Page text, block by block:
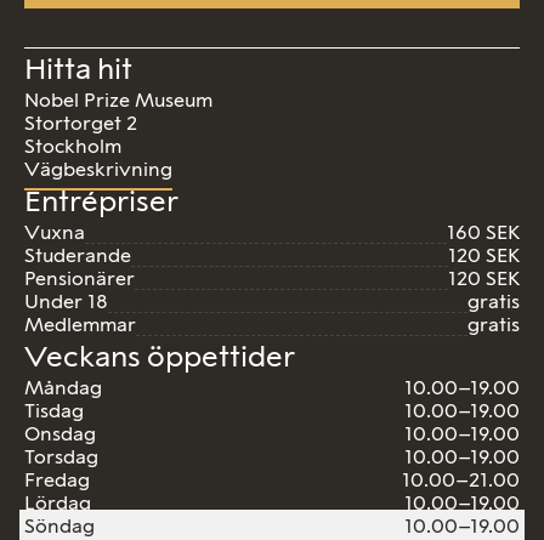
Hitta hit
Nobel Prize Museum
Stortorget 2
Stockholm
Vägbeskrivning
Entrépriser
Vuxna
160 SEK
Studerande
120 SEK
Pensionärer
120 SEK
Under 18
gratis
Medlemmar
gratis
Veckans öppettider
Måndag
10.00–19.00
Tisdag
10.00–19.00
Onsdag
10.00–19.00
Torsdag
10.00–19.00
Fredag
10.00–21.00
Lördag
10.00–19.00
Söndag
10.00–19.00